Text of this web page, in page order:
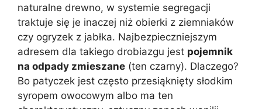
naturalne drewno, w systemie segregacji
traktuje się je inaczej niż obierki z ziemniaków
czy ogryzek z jabłka. Najbezpieczniejszym
adresem dla takiego drobiazgu jest pojemnik
na odpady zmieszane (ten czarny). Dlaczego?
Bo patyczek jest często przesiąknięty słodkim
syropem owocowym albo ma ten